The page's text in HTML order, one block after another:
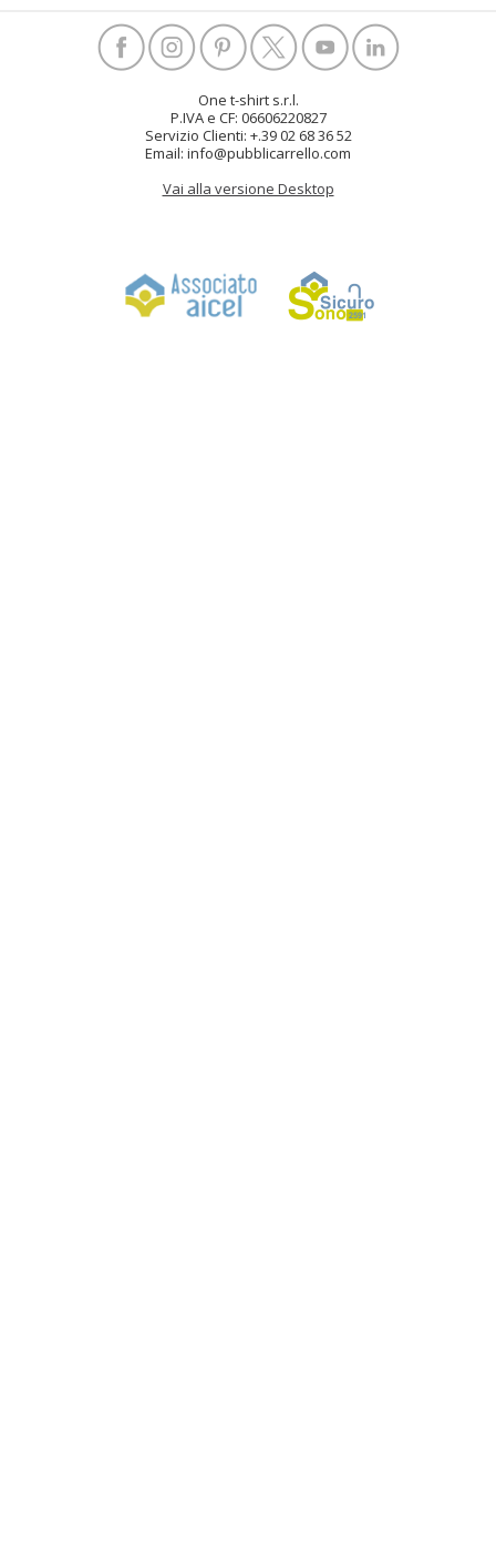
One t-shirt s.r.l.
P.IVA e CF: 06606220827
Servizio Clienti: +.39 02 68 36 52
Email: info@pubblicarrello.com
Vai alla versione Desktop